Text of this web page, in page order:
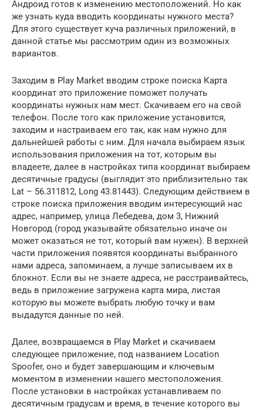
Андроид готов к изменению местоположений. Но как
же узнать куда вводить координаты нужного места?
Для этого существует куча различных приложений, в
данной статье мы рассмотрим один из возможных
вариантов.
Заходим в Play Market вводим строке поиска Карта
координат это приложение поможет получать
координаты нужных нам мест. Скачиваем его на свой
телефон. После того как приложение установится,
заходим и настраиваем его так, как нам нужно для
дальнейшей работы с ним. Для начала выбираем язык
использования приложения на тот, которым вы
владеете, далее в настройках типа координат выбираем
десятичные градусы (выглядит это приблизительно так
Lat – 56.311812, Long 43.81443). Следующим действием в
строке поиска приложения вводим интересующий нас
адрес, например, улица Лебедева, дом 3, Нижний
Новгород (город указывайте обязательно иначе он
может оказаться не тот, который вам нужен). В верхней
части приложения появятся координаты выбранного
нами адреса, запоминаем, а лучше записываем их в
блокнот. Если вы не знаете адреса, не расстраивайтесь,
ведь в приложение загружена карта мира, листая
которую вы можете выбрать любую точку и вам
выдадутся данные по ней.
Далее, возвращаемся в Play Market и скачиваем
следующее приложение, под названием Location
Spoofer, оно и будет завершающим и ключевым
моментом в изменении нашего местоположения.
После установки в настройках устанавливаем по
десятичным градусам и время, в течение которого вы